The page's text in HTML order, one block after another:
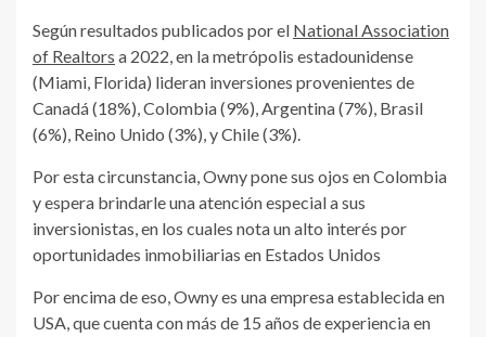
Según resultados publicados por el National Association
of Realtors a 2022, en la metrópolis estadounidense
(Miami, Florida) lideran inversiones provenientes de
Canadá (18%), Colombia (9%), Argentina (7%), Brasil
(6%), Reino Unido (3%), y Chile (3%).
Por esta circunstancia, Owny pone sus ojos en Colombia
y espera brindarle una atención especial a sus
inversionistas, en los cuales nota un alto interés por
oportunidades inmobiliarias en Estados Unidos
Por encima de eso, Owny es una empresa establecida en
USA, que cuenta con más de 15 años de experiencia en